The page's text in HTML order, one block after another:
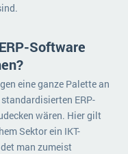
Software
eine ganze Palette an
ERP-
wären. Hier gilt
Sektor ein IKT-
man zumeist